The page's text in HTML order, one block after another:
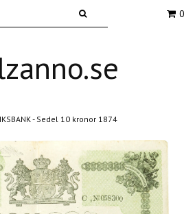
0
- Sedel 10 kronor 1874